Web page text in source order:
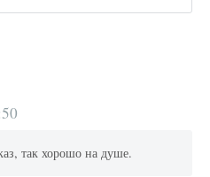
так хорошо на душе.